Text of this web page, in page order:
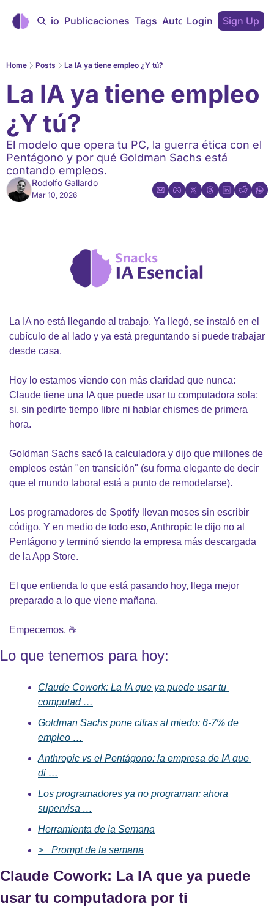
Inicio Publicaciones Tags AutoresLogin Sign Up
Home Posts La IA ya tiene empleo ¿Y tú?
La IA ya tiene empleo
¿Y tú?
El modelo que opera tu PC, la guerra ética con el
Pentágono y por qué Goldman Sachs está
contando empleos.
Rodolfo Gallardo
Mar 10, 2026
La IA no está llegando al trabajo. Ya llegó, se instaló en el
cubículo de al lado y ya está preguntando si puede trabajar
desde casa.
Hoy lo estamos viendo con más claridad que nunca:
Claude tiene una IA que puede usar tu computadora sola;
si, sin pedirte tiempo libre ni hablar chismes de primera
hora.
Goldman Sachs sacó la calculadora y dijo que millones de
empleos están "en transición" (su forma elegante de decir
que el mundo laboral está a punto de remodelarse).
Los programadores de Spotify llevan meses sin escribir
código. Y en medio de todo eso, Anthropic le dijo no al
Pentágono y terminó siendo la empresa más descargada
de la App Store.
El que entienda lo que está pasando hoy, llega mejor
preparado a lo que viene mañana.
Empecemos. ☕
Lo que tenemos para hoy:
Claude Cowork: La IA que ya puede usar tu
computad …
Goldman Sachs pone cifras al miedo: 6-7% de
empleo …
Anthropic vs el Pentágono: la empresa de IA que
di …
Los programadores ya no programan: ahora
supervisa …
Herramienta de la Semana
>_ Prompt de la semana
Claude Cowork: La IA que ya puede
usar tu computadora por ti